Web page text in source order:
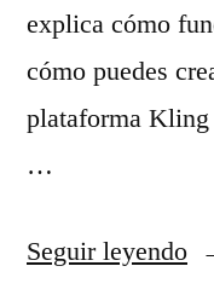
r
p
e
o
explica cómo
cómo puedes
plataforma
…
Seguir leyendo«